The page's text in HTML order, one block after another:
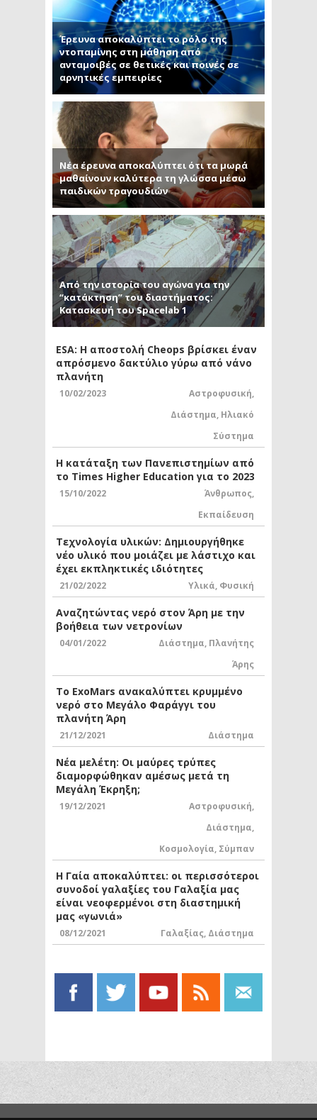
Έρευνα αποκαλύπτει το ρόλο της
ντοπαμίνης στη μάθηση από
ανταμοιβές σε θετικές και ποινές σε
αρνητικές εμπειρίες
Νέα έρευνα αποκαλύπτει ότι τα μωρά
μαθαίνουν καλύτερα τη γλώσσα μέσω
παιδικών τραγουδιών
Από την ιστορία του αγώνα για την
“κατάκτηση” του διαστήματος:
Κατασκευή του Spacelab 1
ESA: Η αποστολή Cheops βρίσκει έναν
απρόσμενο δακτύλιο γύρω από νάνο
πλανήτη
10/02/2023 Αστροφυσική,
Διάστημα, Ηλιακό
Σύστημα
Η κατάταξη των Πανεπιστημίων από
το Times Higher Education για το 2023
15/10/2022 Άνθρωπος,
Εκπαίδευση
Τεχνολογία υλικών: Δημιουργήθηκε
νέο υλικό που μοιάζει με λάστιχο και
έχει εκπληκτικές ιδιότητες
21/02/2022 Υλικά, Φυσική
Αναζητώντας νερό στον Άρη με την
βοήθεια των νετρονίων
04/01/2022 Διάστημα, Πλανήτης
Άρης
Το ExoMars ανακαλύπτει κρυμμένο
νερό στο Μεγάλο Φαράγγι του
πλανήτη Άρη
21/12/2021 Διάστημα
Νέα μελέτη: Οι μαύρες τρύπες
διαμορφώθηκαν αμέσως μετά τη
Μεγάλη Έκρηξη;
19/12/2021 Αστροφυσική,
Διάστημα,
Κοσμολογία, Σύμπαν
Η Γαία αποκαλύπτει: οι περισσότεροι
συνοδοί γαλαξίες του Γαλαξία μας
είναι νεοφερμένοι στη διαστημική
μας «γωνιά»
08/12/2021 Γαλαξίας, Διάστημα